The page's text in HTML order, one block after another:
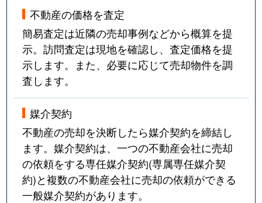
不動産の価格を査定
簡易査定は近隣の売却事例などから概算を提
示。訪問査定は現地を確認し、査定価格を提
示します。また、必要に応じて売却物件を調
査します。
媒介契約
不動産の売却を決断したら媒介契約を締結し
ます。媒介契約は、一つの不動産会社に売却
の依頼をする専任媒介契約(専属専任媒介契
約)と複数の不動産会社に売却の依頼ができる
一般媒介契約があります。